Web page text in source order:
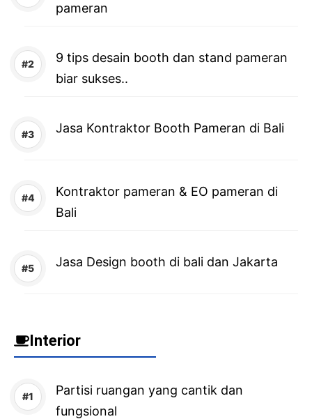
pameran
9 tips desain booth dan stand pameran
biar sukses..
Jasa Kontraktor Booth Pameran di Bali
Kontraktor pameran & EO pameran di
Bali
Jasa Design booth di bali dan Jakarta
Interior
Partisi ruangan yang cantik dan
fungsional